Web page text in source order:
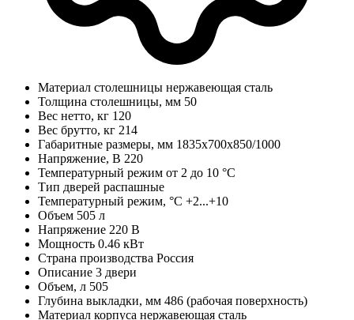
Материал столешницы нержавеющая сталь
Толщина столешницы, мм 50
Вес нетто, кг 120
Вес брутто, кг 214
Габаритные размеры, мм 1835х700х850/1000
Напряжение, В 220
Температурный режим от 2 до 10 °С
Тип дверей распашные
Температурный режим, °C +2...+10
Объем 505 л
Напряжение 220 В
Мощность 0.46 кВт
Страна производства Россия
Описание 3 двери
Объем, л 505
Глубина выкладки, мм 486 (рабочая поверхность)
Материал корпуса нержавеющая сталь